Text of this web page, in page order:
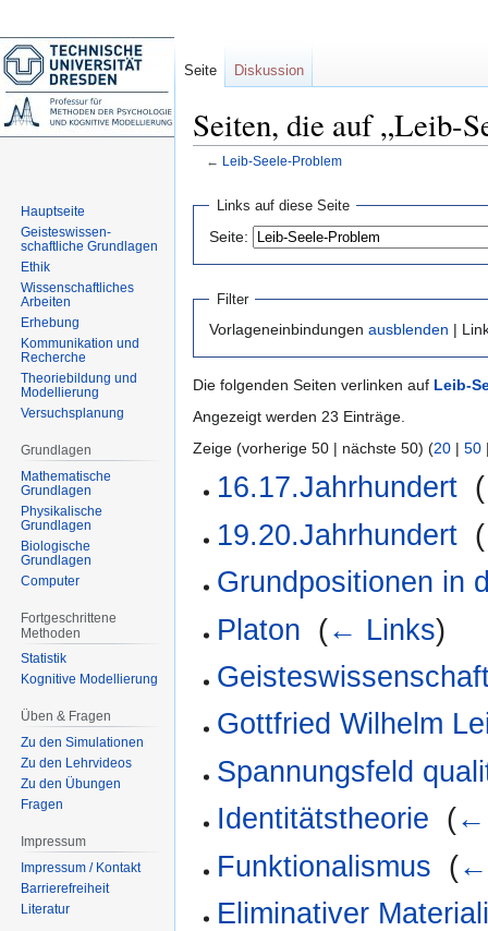
Seiten, die auf „Leib-
← Leib-Seele-Problem
Navigation
springen
springen
Links auf diese Seite
Seite:
Filter
Vorlageneinbindungen ausblenden |
Die folgenden Seiten verlinken auf Leib-
Angezeigt werden 23 Einträge.
Zeige (vorherige 50 | nächste 50) (20 | 50
16.17.Jahrhundert (
19.20.Jahrhundert (
Grundpositionen in
Platon (← Links)
Gottfried Wilhelm
Spannungsfeld
Identitätstheorie (←
Funktionalismus (←
Eliminativer
Seite Diskussion
Hauptseite
Geisteswissen-
schaftliche Grundlagen
Ethik
Wissenschaftliches
Arbeiten
Erhebung
Kommunikation und
Recherche
Theoriebildung und
Modellierung
Versuchsplanung
Grundlagen
Mathematische
Grundlagen
Physikalische
Grundlagen
Biologische
Grundlagen
Computer
Fortgeschrittene
Methoden
Statistik
Kognitive Modellierung
Üben & Fragen
Zu den Simulationen
Zu den Lehrvideos
Zu den Übungen
Fragen
Impressum
Impressum / Kontakt
Barrierefreiheit
Literatur